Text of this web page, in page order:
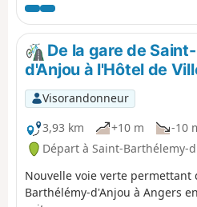
kilomètres, avant de se laisser
Layon. En suivant la voie verte
atteint tranquillement le Pont
vendéenne et terme de cette
De la gare de
d'Anjou à l'Hôtel de
Visorandonneur
3,93 km
+10 m -10
Départ à Saint-Barthélemy-
Nouvelle voie verte permettant
Barthélémy-d'Anjou à Angers